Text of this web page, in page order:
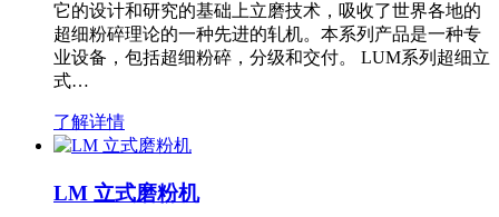
它的设计和研究的基础上立磨技术，吸收了世界各地的
超细粉碎理论的一种先进的轧机。本系列产品是一种专
业设备，包括超细粉碎，分级和交付。 LUM系列超细立
式…
了解详情
LM 立式磨粉机